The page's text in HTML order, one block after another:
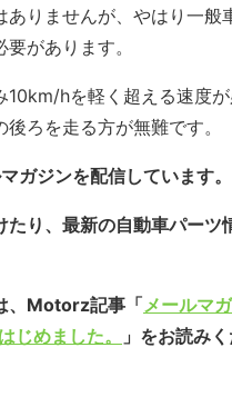
ありませんが、やはり一般
があります。
10km/hを軽く超える速度が
ろを走る方が無難です。
ガジンを配信しています。
たり、最新の自動車パーツ
、Motorz記事「メールマ
じめました。
」をお読み